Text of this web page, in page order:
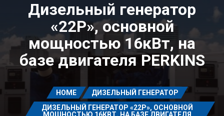
Дизельный генератор
«22P», основной
мощностью 16кВт, на
базе двигателя PERKINS
HOME
ДИЗЕЛЬНЫЙ ГЕНЕРАТОР
ДИЗЕЛЬНЫЙ ГЕНЕРАТОР «22P», ОСНОВНОЙ